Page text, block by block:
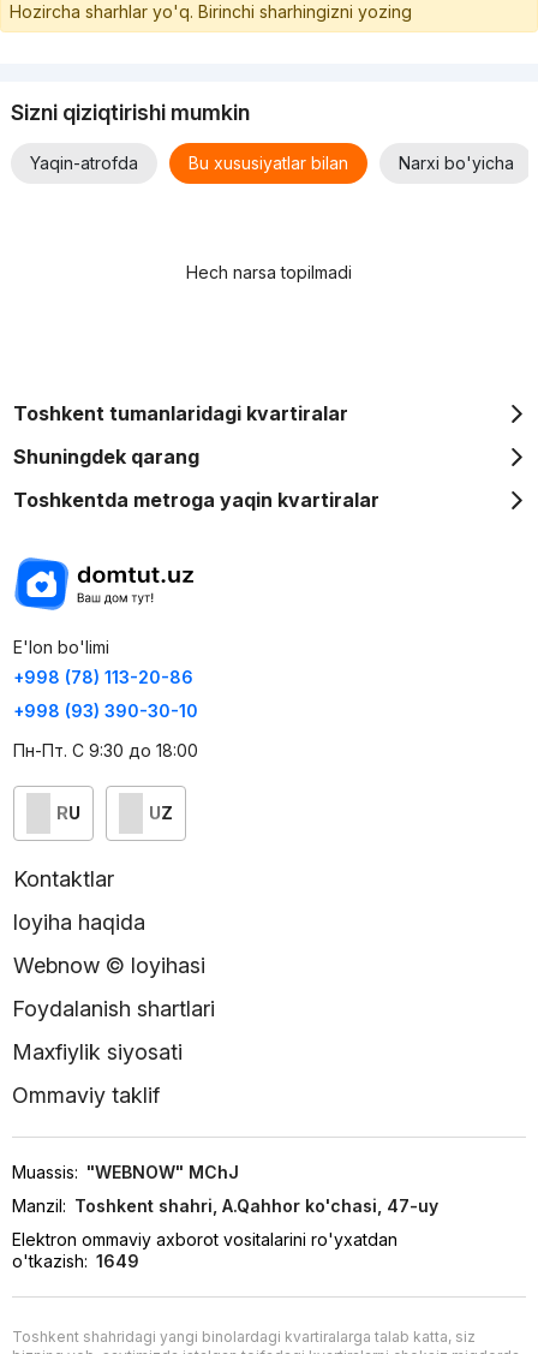
Hozircha sharhlar yo'q. Birinchi sharhingizni yozing
Sizni qiziqtirishi mumkin
Yaqin-atrofda Bu xususiyatlar bilan Narxi bo'yicha
Hech narsa topilmadi
Toshkent tumanlaridagi kvartiralar
Shuningdek qarang
Toshkentda metroga yaqin kvartiralar
E'lon bo'limi
+998 (78) 113-20-86
+998 (93) 390-30-10
Пн-Пт. С 9:30 до 18:00
RU UZ
Kontaktlar
loyiha haqida
Webnow © loyihasi
Foydalanish shartlari
Maxfiylik siyosati
Ommaviy taklif
Muassis: "WEBNOW" MChJ
Manzil: Toshkent shahri, A.Qahhor ko'chasi, 47-uy
Elektron ommaviy axborot vositalarini ro'yxatdan
o'tkazish: 1649
Toshkent shahridagi yangi binolardagi kvartiralarga talab katta, siz